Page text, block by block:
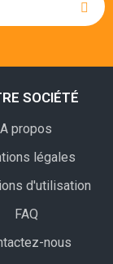
SOCIÉTÉ
A propos
légales
d'utilisation
FAQ
nous